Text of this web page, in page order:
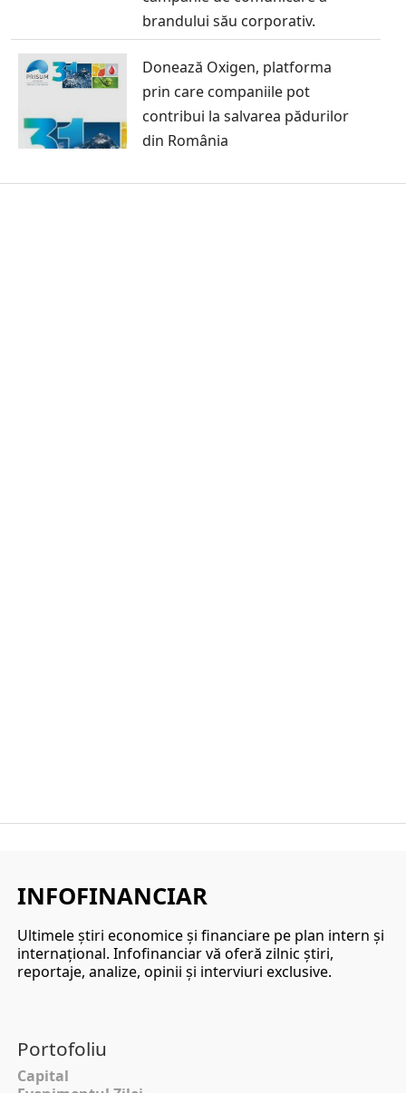
brandului său corporativ.
Donează Oxigen, platforma
prin care companiile pot
contribui la salvarea pădurilor
din România
INFOFINANCIAR
Ultimele ştiri economice şi financiare pe plan intern şi
internaţional. Infofinanciar vă oferă zilnic ştiri,
reportaje, analize, opinii şi interviuri exclusive.
Portofoliu
Capital